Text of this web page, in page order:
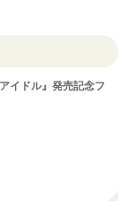
イドル』発売記念フ